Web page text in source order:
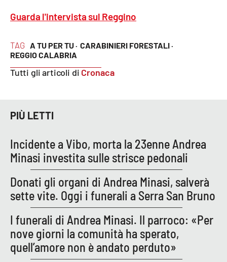
Laconair.it
Lacitymag.it
Cosenzachannel.it
Ilvibonese.it
Catanzarochannel.it
APP
TAG A TU PER TU · CARABINIERI FORESTALI ·
REGGIO CALABRIA
Tutti gli articoli di Cronaca
Guarda l'intervista sul Reggino
PIÙ LETTI
Incidente a Vibo, morta la 23enne Andrea
Minasi investita sulle strisce pedonali
Donati gli organi di Andrea Minasi, salverà
sette vite. Oggi i funerali a Serra San Bruno
I funerali di Andrea Minasi. Il parroco: «Per
nove giorni la comunità ha sperato,
quell’amore non è andato perduto»